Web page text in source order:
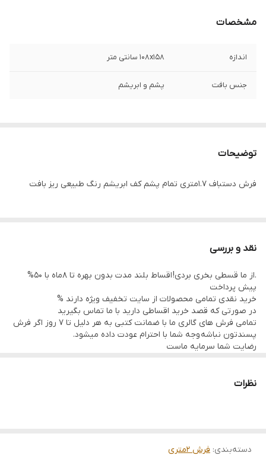
مشخصات
اندازه 108x158 سانتی متر
جنس بافت پشم و ابریشم
توضیحات
فرش دستباف 1.7متری تمام پشم کف ابریشم رنگ طبیعی ریز بافت
نقد و بررسی
.از ما قسطی بخری بردی! اقساط بلند مدت بدون بهره تا 8ماه با 50%
پیش پرداخت
خرید نقدی تمامی محصولات از سایت تخفیف ویژه دارند %
در صورتی که قصد خرید اقساطی دارید با ما تماس بگیرید
تمامی فرش های گالری ما با ضمانت کتبی به هر دلیل تا 7 روز اگر فرش
پسندتون نباشه وجه شما با احترام عودت داده میشود.
رضایت شما سرمایه ماست
از فلسطین اشعالی) پذیرفته میشود
نظرات
دسته‌بندی: فرش 2متری